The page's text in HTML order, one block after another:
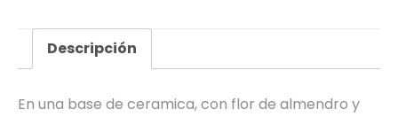
Descripción
En una base de ceramica, con flor de almendro y